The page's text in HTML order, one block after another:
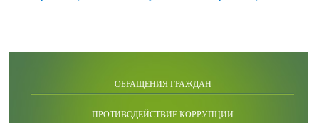
ОБРАЩЕНИЯ ГРАЖДАН
ПРОТИВОДЕЙСТВИЕ КОРРУПЦИИ